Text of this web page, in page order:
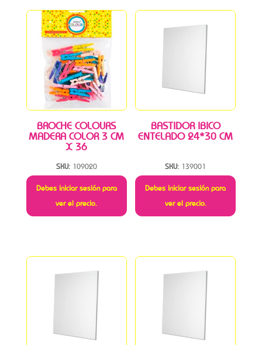
BROCHE COLOURS
MADERA COLOR 3 CM
X 36
SKU: 109020
Debes iniciar sesión para
ver el precio.
BASTIDOR IBICO
ENTELADO 24*30 CM
SKU: 139001
Debes iniciar sesión para
ver el precio.